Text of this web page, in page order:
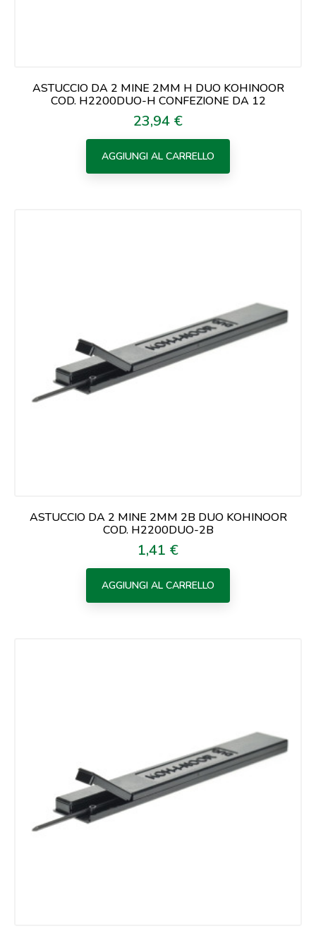
ASTUCCIO DA 2 MINE 2MM H DUO KOHINOOR
COD. H2200DUO-H CONFEZIONE DA 12
Prezzo
23,94 €
AGGIUNGI AL CARRELLO
ASTUCCIO DA 2 MINE 2MM 2B DUO KOHINOOR
COD. H2200DUO-2B
Prezzo
1,41 €
AGGIUNGI AL CARRELLO